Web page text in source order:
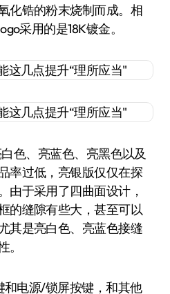
化锆的粉末烧制而成。相
采用的是18K镀金。
色、亮蓝色、亮黑色以及
率过低，亮银版仅仅在探
由于采用了四曲面设计，
的缝隙有些大，甚至可以
其是亮白色、亮蓝色接缝
电源/锁屏按键，和其他